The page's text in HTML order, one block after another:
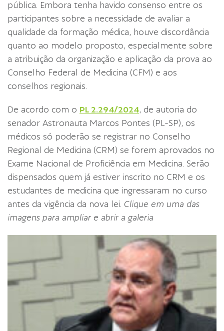
pública. Embora tenha havido consenso entre os
participantes sobre a necessidade de avaliar a
qualidade da formação médica, houve discordância
quanto ao modelo proposto, especialmente sobre
a atribuição da organização e aplicação da prova ao
Conselho Federal de Medicina (CFM) e aos
conselhos regionais.
De acordo com o PL 2.294/2024, de autoria do
senador Astronauta Marcos Pontes (PL-SP), os
médicos só poderão se registrar no Conselho
Regional de Medicina (CRM) se forem aprovados no
Exame Nacional de Proficiência em Medicina. Serão
dispensados quem já estiver inscrito no CRM e os
estudantes de medicina que ingressaram no curso
antes da vigência da nova lei. Clique em uma das
imagens para ampliar e abrir a galeria